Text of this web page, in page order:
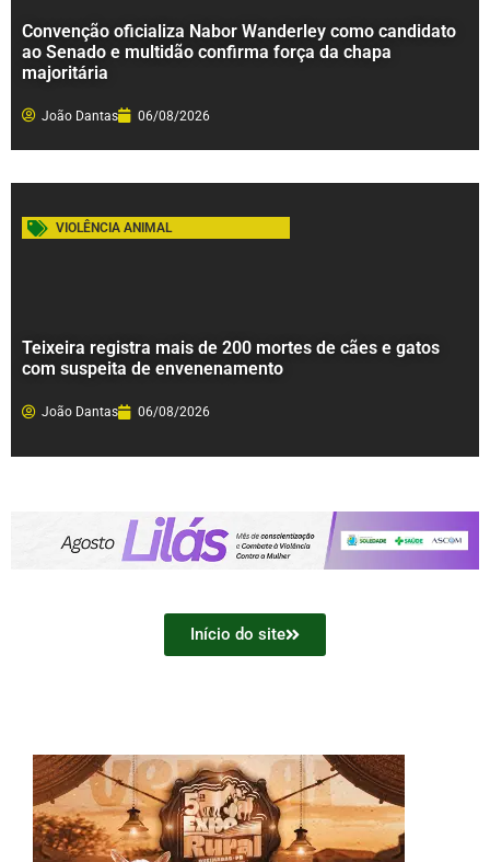
Convenção oficializa Nabor Wanderley como candidato
ao Senado e multidão confirma força da chapa
majoritária
João Dantas 06/08/2026
VIOLÊNCIA ANIMAL
Teixeira registra mais de 200 mortes de cães e gatos
com suspeita de envenenamento
João Dantas 06/08/2026
Início do site